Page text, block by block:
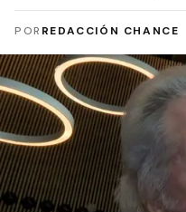
POR REDACCIÓN CHANCE